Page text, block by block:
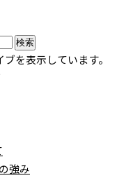
を表示しています。
強み